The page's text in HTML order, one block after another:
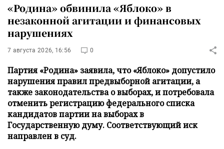
«Родина» обвинила «Яблоко» в
незаконной агитации и финансовых
нарушениях
7 августа 2026, 16:56 0
Партия «Родина» заявила, что «Яблоко» допустило
нарушения правил предвыборной агитации, а
также законодательства о выборах, и потребовала
отменить регистрацию федерального списка
кандидатов партии на выборах в
Государственную думу. Соответствующий иск
направлен в суд.